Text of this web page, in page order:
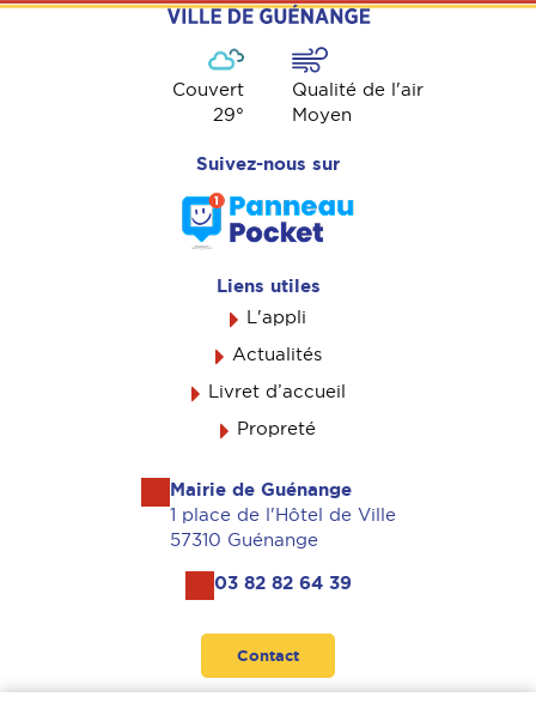
Couvert
29°
Qualité de l'air
Moyen
Suivez-nous sur
Liens utiles
L'appli
Actualités
Livret d’accueil
Propreté
Mairie de Guénange
1 place de l'Hôtel de Ville
57310 Guénange
03 82 82 64 39
Contact